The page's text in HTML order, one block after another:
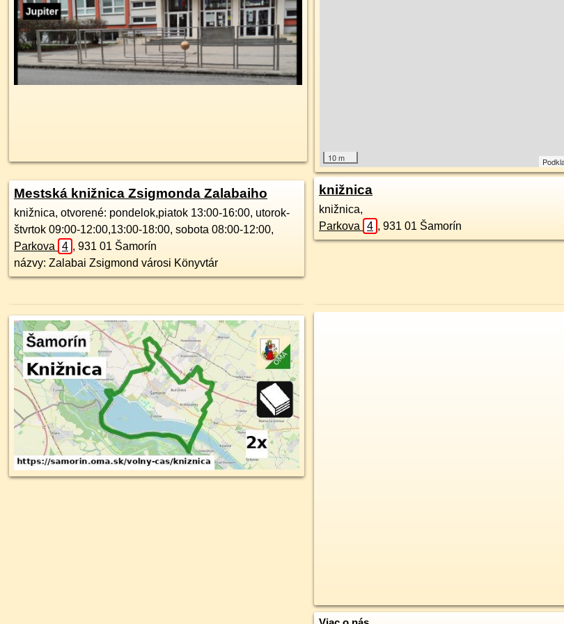
10 m
Mestská knižnica Zsigmonda Zalabaiho
knižnica, otvorené: pondelok,piatok 13:00-16:00, utorok-
štvrtok 09:00-12:00,13:00-18:00, sobota 08:00-12:00,
Parkova
4 , 931 01 Šamorín
názvy: Zalabai Zsigmond városi Könyvtár
knižnica
knižnica,
Parkova
4 , 931 01 Šamorín